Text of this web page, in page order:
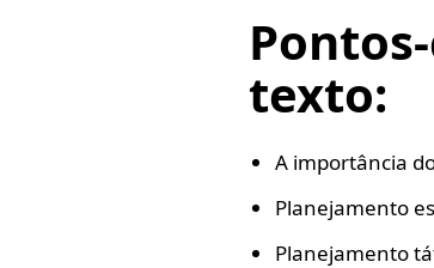
texto:
A importância
Planejamento
Planejamento